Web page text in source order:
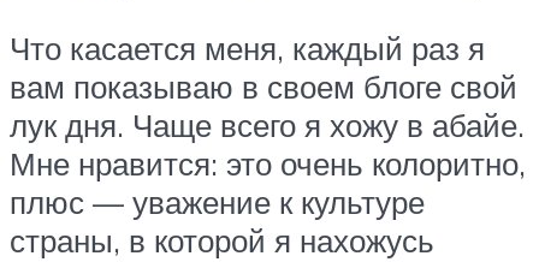
Что касается меня, каждый раз я
вам показываю в своем блоге свой
лук дня. Чаще всего я хожу в абайе.
Мне нравится: это очень колоритно,
плюс — уважение к культуре
страны, в которой я нахожусь